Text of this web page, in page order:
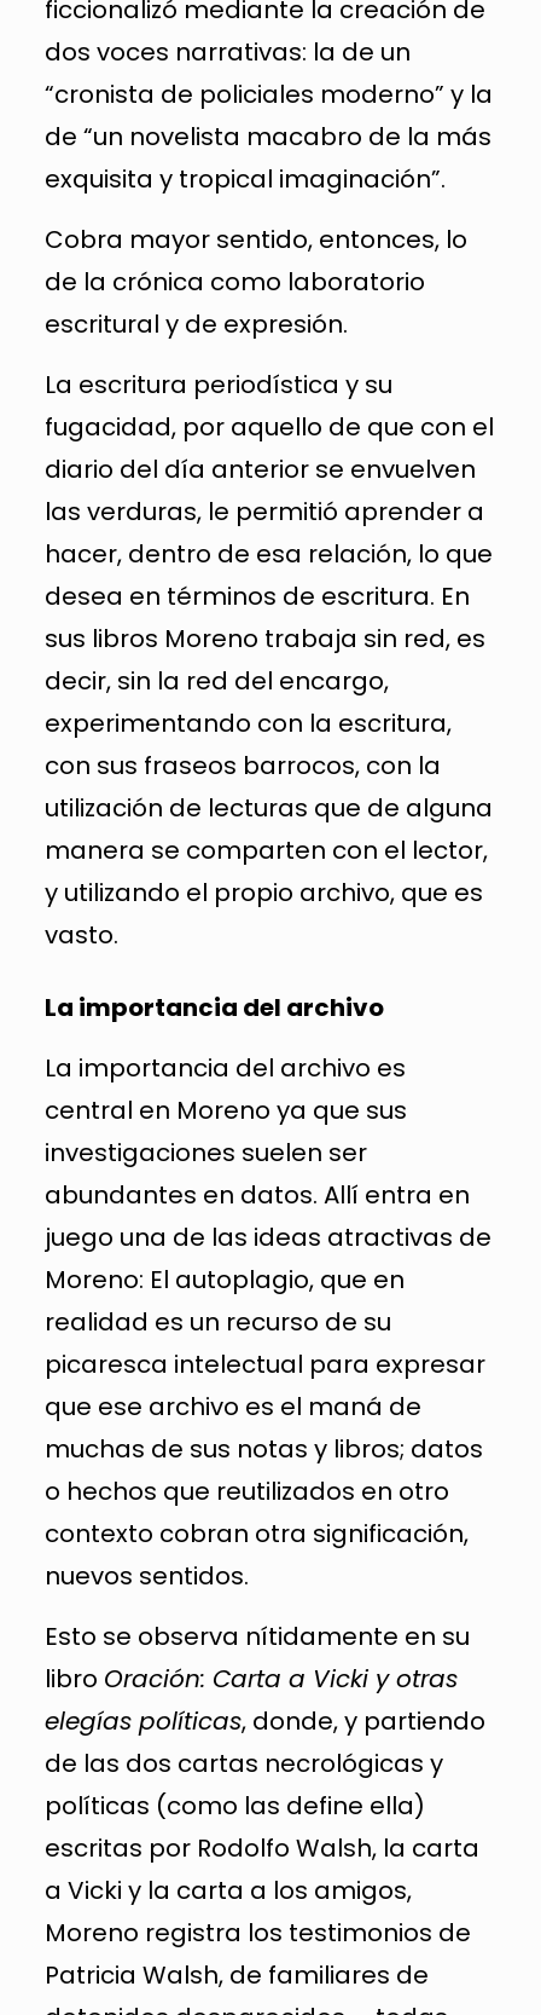
ficcionalizó mediante la creación de
dos voces narrativas: la de un
“cronista de policiales moderno” y la
de “un novelista macabro de la más
exquisita y tropical imaginación”.
Cobra mayor sentido, entonces, lo
de la crónica como laboratorio
escritural y de expresión.
La escritura periodística y su
fugacidad, por aquello de que con el
diario del día anterior se envuelven
las verduras, le permitió aprender a
hacer, dentro de esa relación, lo que
desea en términos de escritura. En
sus libros Moreno trabaja sin red, es
decir, sin la red del encargo,
experimentando con la escritura,
con sus fraseos barrocos, con la
utilización de lecturas que de alguna
manera se comparten con el lector,
y utilizando el propio archivo, que es
vasto.
La importancia del archivo
La importancia del archivo es
central en Moreno ya que sus
investigaciones suelen ser
abundantes en datos. Allí entra en
juego una de las ideas atractivas de
Moreno: El autoplagio, que en
realidad es un recurso de su
picaresca intelectual para expresar
que ese archivo es el maná de
muchas de sus notas y libros; datos
o hechos que reutilizados en otro
contexto cobran otra significación,
nuevos sentidos.
Esto se observa nítidamente en su
libro Oración: Carta a Vicki y otras
elegías políticas, donde, y partiendo
de las dos cartas necrológicas y
políticas (como las define ella)
escritas por Rodolfo Walsh, la carta
a Vicki y la carta a los amigos,
Moreno registra los testimonios de
Patricia Walsh, de familiares de